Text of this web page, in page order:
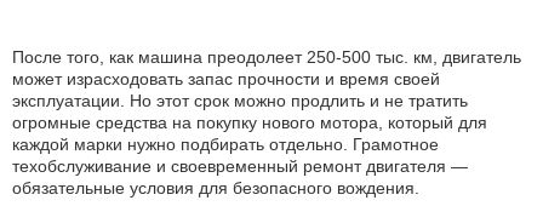
После того, как машина преодолеет 250-500 тыс. км, двигатель
может израсходовать запас прочности и время своей
эксплуатации. Но этот срок можно продлить и не тратить
огромные средства на покупку нового мотора, который для
каждой марки нужно подбирать отдельно. Грамотное
техобслуживание и своевременный ремонт двигателя —
обязательные условия для безопасного вождения.